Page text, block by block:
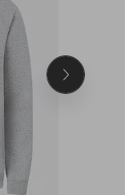
Seuraava